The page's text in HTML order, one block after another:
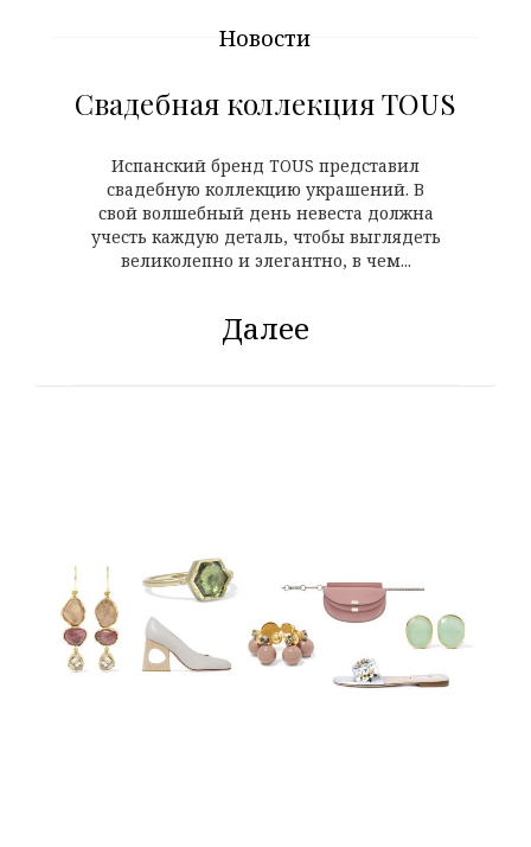
Новости
Свадебная коллекция TOUS
Испанский бренд TOUS представил
свадебную коллекцию украшений. В
свой волшебный день невеста должна
учесть каждую деталь, чтобы выглядеть
великолепно и элегантно, в чем...
Далее